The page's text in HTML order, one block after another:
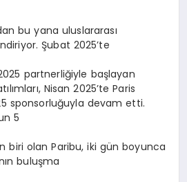
bu yana uluslararası
Şubat 2025’te
partnerliğiyle başlayan
Nisan 2025’te Paris
sponsorluğuyla devam etti.
5
biri olan Paribu, iki gün boyunca
buluşma